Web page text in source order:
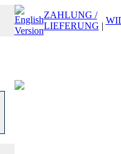
ZAHLUNG /
LIEFERUNG |